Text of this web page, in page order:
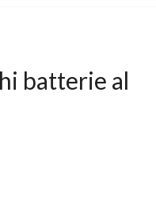
batterie al